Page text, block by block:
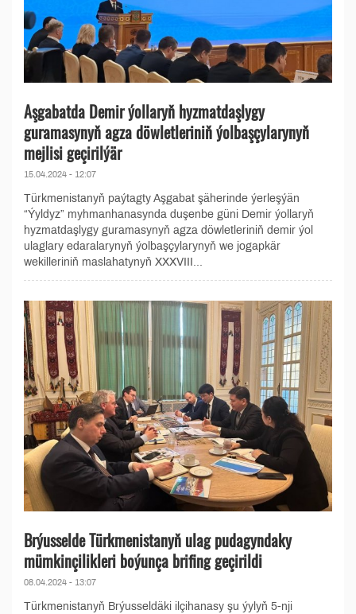
Aşgabatda Demir ýollaryň hyzmatdaşlygy
guramasynyň agza döwletleriniň ýolbaşçylarynyň
mejlisi geçirilýär
15.04.2024 - 12:07
Türkmenistanyň paýtagty Aşgabat şäherinde ýerleşýän
“Ýyldyz” myhmanhanasynda duşenbe güni Demir ýollaryň
hyzmatdaşlygy guramasynyň agza döwletleriniň demir ýol
ulaglary edaralarynyň ýolbaşçylarynyň we jogapkär
wekilleriniň maslahatynyň XXXVIII...
Brýusselde Türkmenistanyň ulag pudagyndaky
mümkinçilikleri boýunça brifing geçirildi
08.04.2024 - 13:07
Türkmenistanyň Brýusseldäki ilçihanasy şu ýylyň 5-nji